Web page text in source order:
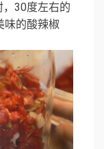
30度左右的
味的酸辣椒